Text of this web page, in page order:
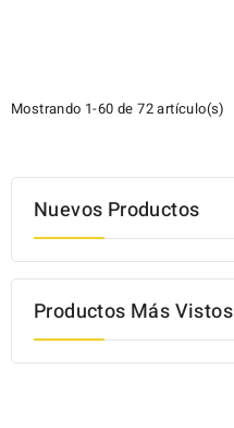
Mostrando 1-60 de 72 artículo(s)
Nuevos Productos
Productos Más Vistos